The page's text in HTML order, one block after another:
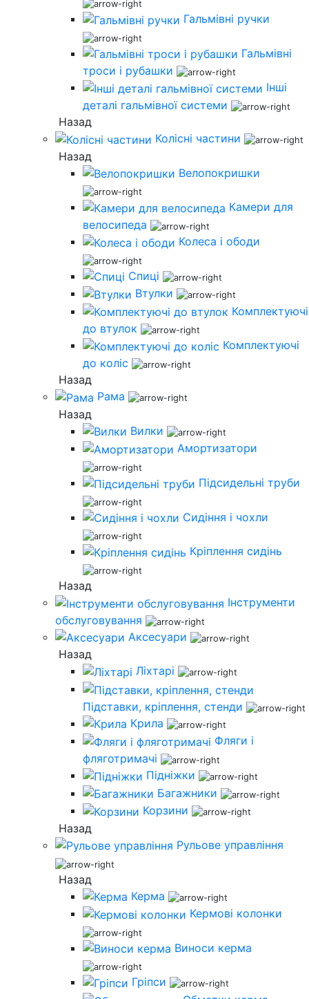
Гальмівні ручки
Гальмівні
троси і рубашки
Інші
деталі гальмівної системи
Назад
Колісні частини
Назад
Велопокришки
Камери для
велосипеда
Колеса і ободи
Спиці
Втулки
Комплектуючі
до втулок
Комплектуючі
до коліс
Назад
Рама
Назад
Вилки
Амортизатори
Підсидельні труби
Сидіння і чохли
Кріплення сидінь
Назад
Інструменти
обслуговування
Аксесуари
Назад
Ліхтарі
Підставки, кріплення, стенди
Крила
Фляги і
фляготримачі
Підніжки
Багажники
Корзини
Назад
Рульове управління
Назад
Керма
Кермові колонки
Виноси керма
Гріпси